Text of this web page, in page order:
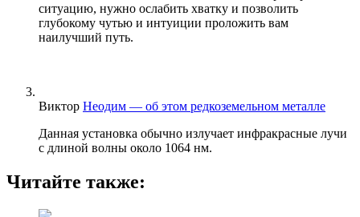
ситуацию, нужно ослабить хватку и позволить
глубокому чутью и интуиции проложить вам
наилучший путь.
Виктор Неодим — об этом редкоземельном металле
Данная установка обычно излучает инфракрасные лучи
с длиной волны около 1064 нм.
Читайте также: